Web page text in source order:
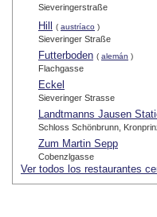
Sieveringerstraße
Hill ( austríaco )
Sieveringer Straße
Futterboden ( alemán )
Flachgasse
Eckel
Sieveringer Strasse
Landtmanns Jausen
Schloss Schönbrunn,
Zum Martin Sepp
Cobenzlgasse
Ver todos los restaurantes